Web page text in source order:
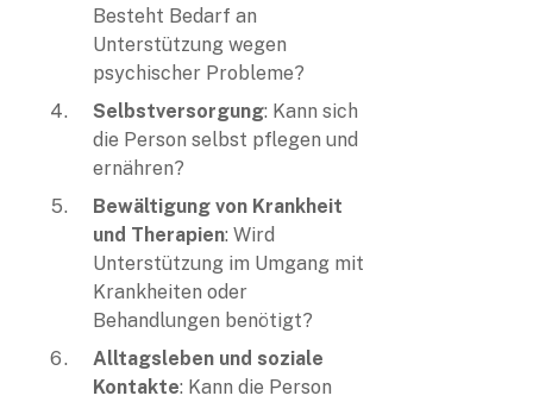
Besteht Bedarf an
Unterstützung wegen
psychischer Probleme?
Selbstversorgung: Kann sich
die Person selbst pflegen und
ernähren?
Bewältigung von Krankheit
und Therapien: Wird
Unterstützung im Umgang mit
Krankheiten oder
Behandlungen benötigt?
Alltagsleben und soziale
Kontakte: Kann die Person